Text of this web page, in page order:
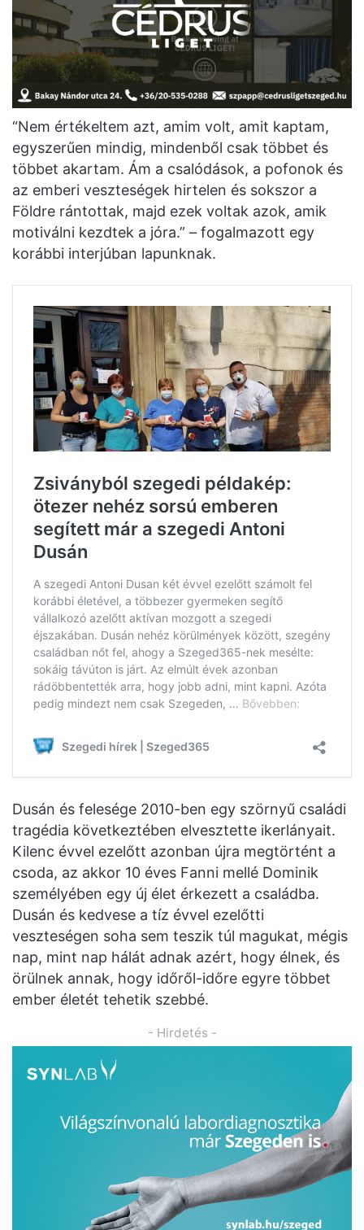
“Nem értékeltem azt, amim volt, amit kaptam,
egyszerűen mindig, mindenből csak többet és
többet akartam. Ám a csalódások, a pofonok és
az emberi veszteségek hirtelen és sokszor a
Földre rántottak, majd ezek voltak azok, amik
motiválni kezdtek a jóra.” – fogalmazott egy
korábbi interjúban lapunknak.
Dusán és felesége 2010-ben egy szörnyű családi
tragédia következtében elvesztette ikerlányait.
Kilenc évvel ezelőtt azonban újra megtörtént a
csoda, az akkor 10 éves Fanni mellé Dominik
személyében egy új élet érkezett a családba.
Dusán és kedvese a tíz évvel ezelőtti
veszteségen soha sem teszik túl magukat, mégis
nap, mint nap hálát adnak azért, hogy élnek, és
örülnek annak, hogy időről-időre egyre többet
ember életét tehetik szebbé.
- Hirdetés -